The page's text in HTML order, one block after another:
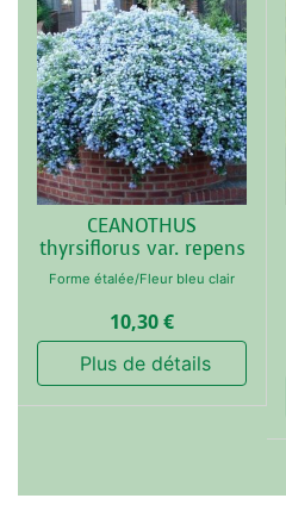
CEANOTHUS
thyrsiflorus var. repens
Forme étalée/Fleur bleu clair
10,30€
Plus de détails